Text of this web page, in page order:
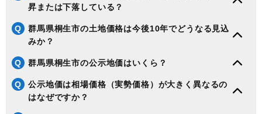
昇または下落している？
Q
群馬県桐生市の土地価格は今後10年でどうなる見込
みか？
Q 群馬県桐生市の公示地価はいくら？
Q
公示地価は相場価格（実勢価格）が大きく異なるの
はなぜですか？